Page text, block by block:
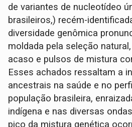
de variantes de nucleotídeo
brasileiros,) recém-
diversidade genômica
moldada pela seleção
acaso e pulsos de mistura
Esses achados ressaltam a
ancestrais na saúde e no
população brasileira,
indígena e nas diversas
pico da mistura genética